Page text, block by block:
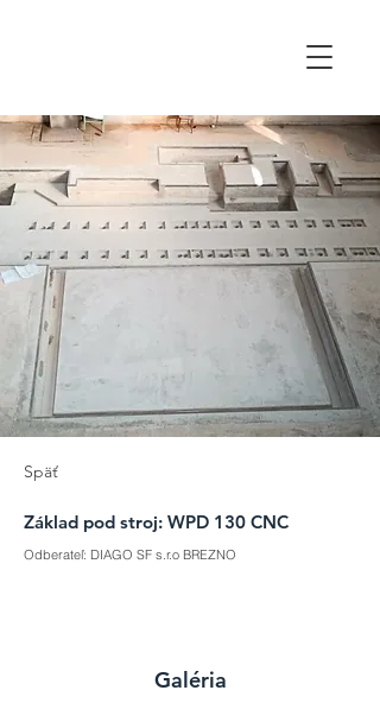
Späť
Základ pod stroj: WPD 130 CNC
Odberateľ: DIAGO SF s.r.o BREZNO
Galéria